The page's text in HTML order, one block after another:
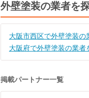
外壁塗装の業者を
大阪市西区で外壁塗装の
大阪府で外壁塗装の業者
掲載パートナー一覧